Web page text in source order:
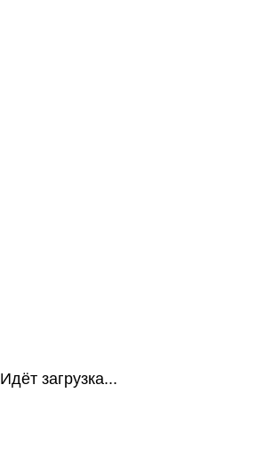
Идёт загрузка...